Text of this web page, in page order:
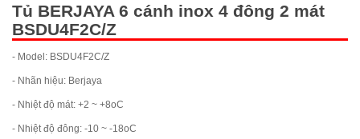
Tủ BERJAYA 6 cánh inox 4 đông 2 mát
BSDU4F2C/Z
- Model: BSDU4F2C/Z
- Nhãn hiệu: Berjaya
- Nhiệt độ mát: +2 ~ +8oC
- Nhiệt độ đông: -10 ~ -18oC